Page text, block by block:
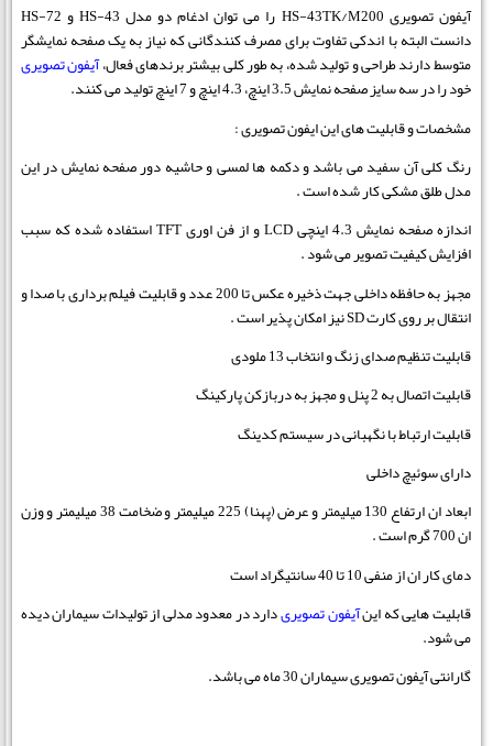
آیفون تصویری HS-43TK/M200 را می توان ادغام دو مدل HS-43 و HS-72
دانست البته با اندکی تفاوت برای مصرف کنندگانی که نیاز به یک صفحه نمایشگر
متوسط دارند طراحی و تولید شده، به طور کلی بیشتر برندهای فعال،آیفون تصویری
خود را در سه سایز صفحه نمایش 3.5 اینچ، 4.3 اینچ و 7 اینچ تولید می کنند.
مشخصات و قابلیت های این ایفون تصویری :
رنگ کلی آن سفید می باشد و دکمه ها لمسی و حاشیه دور صفحه نمایش در این
مدل طلق مشکی کار شده است .
اندازه صفحه نمایش 4.3 اینچی LCD و از فن اوری TFT استفاده شده که سبب
افزایش کیفیت تصویر می شود .
مجهز به حافظه داخلی جهت ذخیره عکس تا 200 عدد و قابلیت فیلم برداری با صدا و
انتقال بر روی کارت SD نیز امکان پذیر است .
قابلیت تنظیم صدای زنگ و انتخاب 13 ملودی
قابلیت اتصال به 2 پنل و مجهز به دربازکن پارکینگ
قابلیت ارتباط با نگهبانی در سیستم کدینگ
دارای سوئیچ داخلی
ابعاد ان ارتفاع 130 میلیمتر و عرض (پهنا) 225 میلیمتر و ضخامت 38 میلیمتر و وزن
ان 700 گرم است .
دمای کار ان از منفی 10 تا 40 سانتیگراد است
قابلیت هایی که اینآیفون تصویریدارد در معدود مدلی از تولیدات سیماران دیده
می شود.
گارانتی آیفون تصویری سیماران 30 ماه می باشد.